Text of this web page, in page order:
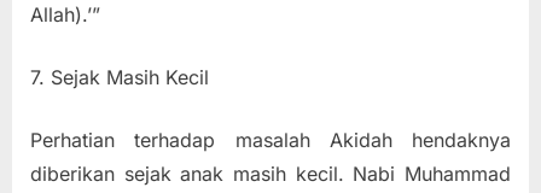
Allah).’”
7. Sejak Masih Kecil
Perhatian terhadap masalah Akidah hendaknya
diberikan sejak anak masih kecil. Nabi Muhammad